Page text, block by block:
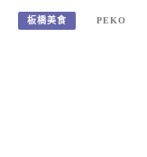
板橋美食 PEKO